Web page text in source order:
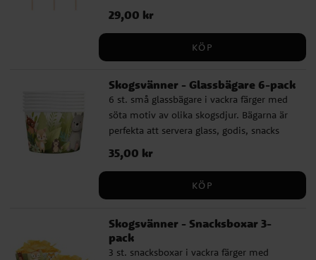
extra mysig touch. De är tillverkade av trä
och papp och motiven varierar i höjd
Pris:29,00 kr
29,00 kr
KÖP
Skogsvänner - Glassbägare 6-pack
6 st. små glassbägare i vackra färger med
söta motiv av olika skogsdjur. Bägarna är
perfekta att servera glass, godis, snacks
eller andra godsaker i. De rymmer 150 ml
och har en storlek på 6 × 7 cm. Tillverkade
Pris:35,00 kr
35,00 kr
KÖP
Skogsvänner - Snacksboxar 3-
pack
3 st. snacksboxar i vackra färger med